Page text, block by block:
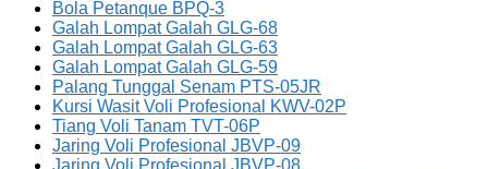
Bola Petanque BPQ-3
Galah Lompat Galah GLG-68
Galah Lompat Galah GLG-63
Galah Lompat Galah GLG-59
Palang Tunggal Senam PTS-05JR
Kursi Wasit Voli Profesional KWV-02P
Tiang Voli Tanam TVT-06P
Jaring Voli Profesional JBVP-09